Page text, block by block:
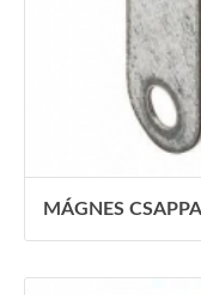
MÁGNES